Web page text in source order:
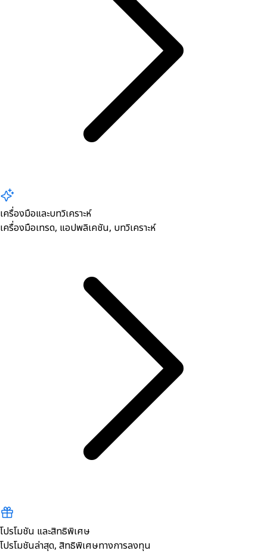
เครื่องมือและบทวิเคราะห์
เครื่องมือเทรด, ​แอปพลิเคชัน, บทวิเคราะห์
โปรโมชัน และสิทธิพิเศษ
โปรโมชันล่าสุด, สิทธิพิเศษทางการลงทุน